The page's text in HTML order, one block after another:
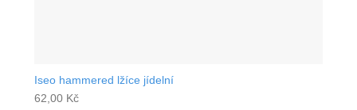
Iseo hammered lžíce jídelní
62,00 Kč